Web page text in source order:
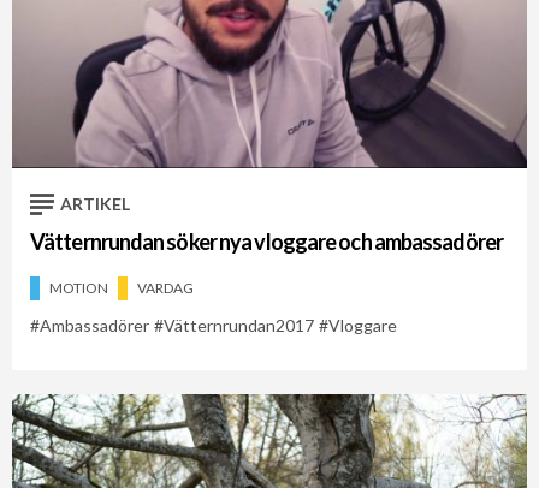
ARTIKEL
Vätternrundan söker nya vloggare och ambassadörer
MOTION VARDAG
Ambassadörer Vätternrundan2017 Vloggare